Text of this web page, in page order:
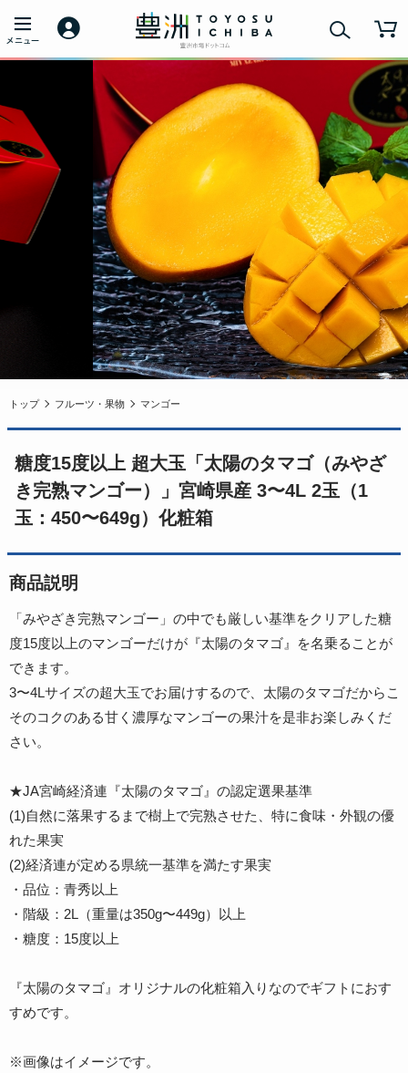
トップ フルーツ・果物 マンゴー
糖度15度以上 超大玉「太陽のタマゴ（みやざ
き完熟マンゴー）」宮崎県産 3〜4L 2玉（1
玉：450〜649g）化粧箱
商品説明
「みやざき完熟マンゴー」の中でも厳しい基準をクリアした糖
度15度以上のマンゴーだけが『太陽のタマゴ』を名乗ることが
できます。
3〜4Lサイズの超大玉でお届けするので、太陽のタマゴだからこ
そのコクのある甘く濃厚なマンゴーの果汁を是非お楽しみくだ
さい。
★JA宮崎経済連『太陽のタマゴ』の認定選果基準
(1)自然に落果するまで樹上で完熟させた、特に食味・外観の優
れた果実
(2)経済連が定める県統一基準を満たす果実
・品位：青秀以上
・階級：2L（重量は350g〜449g）以上
・糖度：15度以上
『太陽のタマゴ』オリジナルの化粧箱入りなのでギフトにおす
すめです。
※画像はイメージです。